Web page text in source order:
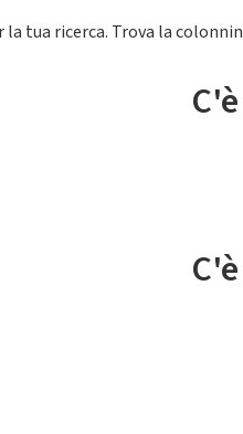
tua ricerca. Trova la